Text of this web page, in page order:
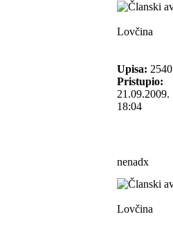
Lovčina
Upisa: 2540
Pristupio:
21.09.2009.
18:04
nenadx
Lovčina